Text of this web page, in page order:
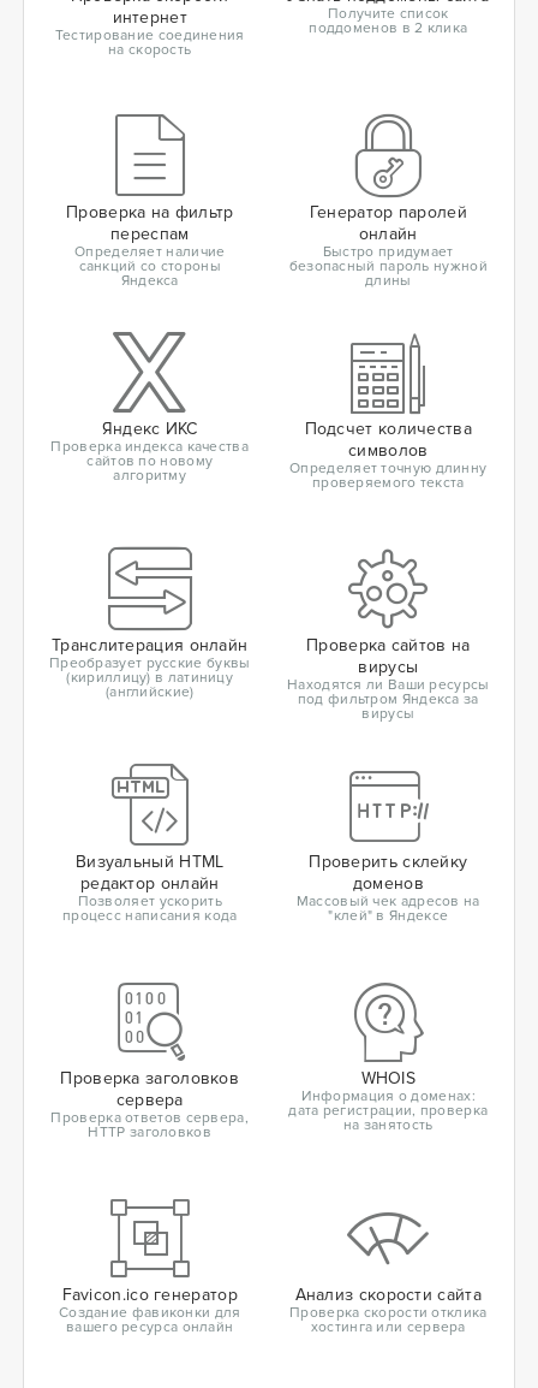
интернет
Тестирование соединения
на скорость
Получите список
поддоменов в 2 клика
Проверка на фильтр
переспам
Определяет наличие
санкций со стороны
Яндекса
Генератор паролей
онлайн
Быстро придумает
безопасный пароль нужной
длины
Яндекс ИКС
Проверка индекса качества
сайтов по новому
алгоритму
Подсчет количества
символов
Определяет точную длинну
проверяемого текста
Транслитерация онлайн
Преобразует русские буквы
(кириллицу) в латиницу
(английские)
Проверка сайтов на
вирусы
Находятся ли Ваши ресурсы
под фильтром Яндекса за
вирусы
Визуальный HTML
редактор онлайн
Позволяет ускорить
процесс написания кода
Проверить склейку
доменов
Массовый чек адресов на
"клей" в Яндексе
Проверка заголовков
сервера
Проверка ответов сервера,
HTTP заголовков
WHOIS
Информация о доменах:
дата регистрации, проверка
на занятость
Favicon.ico генератор
Создание фавиконки для
вашего ресурса онлайн
Анализ скорости сайта
Проверка скорости отклика
хостинга или сервера